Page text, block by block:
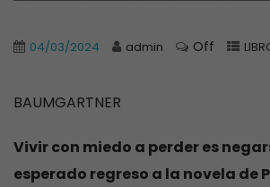
04/03/2024 admin Off
BAUMGARTNER
Vivir con miedo a perder es
esperado regreso a la novela de